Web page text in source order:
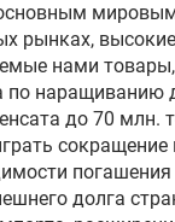
рынках,
нами
по наращиванию
до 70 млн.
долга